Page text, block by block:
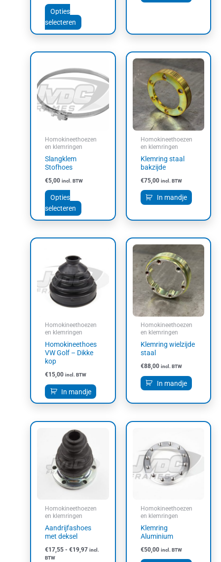
Opties
selecteren
Homokineethoezen
en klemringen
Slangklem
Stofhoes
€5,00 incl. BTW
Opties
selecteren
product
heeft
meerdere
variaties.
Deze
gekozen
de
Homokineethoezen
en klemringen
Klemring staal
bakzijde
€75,00 incl. BTW
In mandje
Homokineethoezen
en klemringen
Homokineethoes
VW Golf – Dikke
kop
€15,00 incl. BTW
In mandje
Homokineethoezen
en klemringen
Klemring wielzijde
staal
€88,00 incl. BTW
In mandje
Homokineethoezen
en klemringen
Aandrijfashoes
met deksel
€17,55 - €19,97
Prijsklasse:
tot
€19,97
incl.
BTW
product
heeft
meerdere
variaties.
Deze
gekozen
worden
de
Homokineethoezen
en klemringen
Klemring
Aluminium
€50,00 incl. BTW